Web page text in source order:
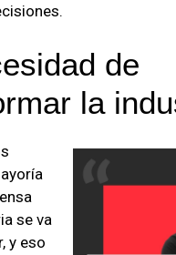
de
la
se va
y eso